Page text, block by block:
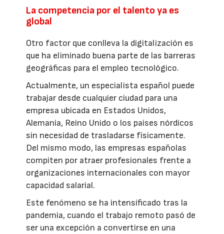
La competencia por el talento ya es
global
Otro factor que conlleva la digitalización es
que ha eliminado buena parte de las barreras
geográficas para el empleo tecnológico.
Actualmente, un especialista español puede
trabajar desde cualquier ciudad para una
empresa ubicada en Estados Unidos,
Alemania, Reino Unido o los países nórdicos
sin necesidad de trasladarse físicamente.
Del mismo modo, las empresas españolas
compiten por atraer profesionales frente a
organizaciones internacionales con mayor
capacidad salarial.
Este fenómeno se ha intensificado tras la
pandemia, cuando el trabajo remoto pasó de
ser una excepción a convertirse en una